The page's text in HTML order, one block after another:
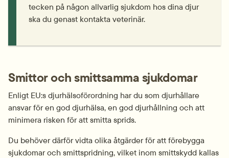
tecken på någon allvarlig sjukdom hos dina djur
ska du genast kontakta veterinär.
Smittor och smittsamma sjukdomar
Enligt EU:s djurhälso­förordning har du som djurhållare
ansvar för en god djurhälsa, en god djurhållning och att
minimera risken för att smitta sprids.
Du behöver därför vidta olika åtgärder för att förebygga
sjukdomar och smittspridning, vilket inom smittskydd kallas